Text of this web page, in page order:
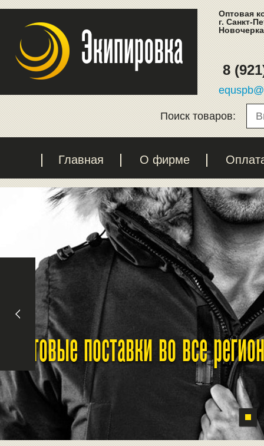
Оптовая
г. Санкт-
8
Поиск товаров:
Главная О фирме
Оптовые поставки во все